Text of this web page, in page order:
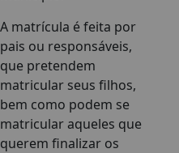
A matrícula é feita por
pais ou responsáveis,
que pretendem
matricular seus filhos,
bem como podem se
matricular aqueles que
querem finalizar os